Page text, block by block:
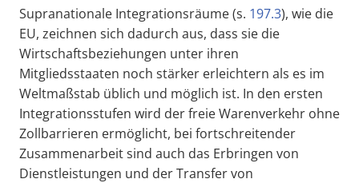
Supranationale Integrationsräume (s. 197.3), wie die
EU, zeichnen sich dadurch aus, dass sie die
Wirtschaftsbeziehungen unter ihren
Mitgliedsstaaten noch stärker erleichtern als es im
Weltmaßstab üblich und möglich ist. In den ersten
Integrationsstufen wird der freie Warenverkehr ohne
Zollbarrieren ermöglicht, bei fortschreitender
Zusammenarbeit sind auch das Erbringen von
Dienstleistungen und der Transfer von